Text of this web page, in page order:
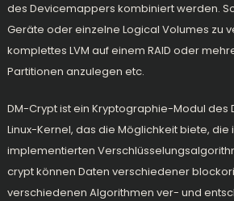
des Devicemappers kombiniert werden.
Geräte oder einzelne Logical Volumes zu
komplettes LVM auf einem RAID oder
Partitionen anzulegen etc.
DM-Crypt ist ein Kryptographie-Modul des
Linux-Kernel, das die Möglichkeit biete, die
implementierten
crypt können Daten verschiedener
verschiedenen Algorithmen ver- und